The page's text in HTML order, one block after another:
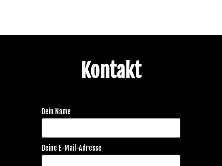
Kontakt
Dein Name
Deine E-Mail-Adresse